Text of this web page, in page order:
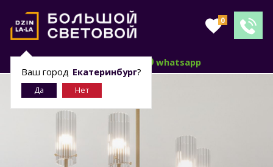
0
Ваш город Екатеринбург?
whatsapp